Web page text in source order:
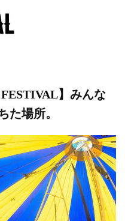
】みんな
た場所。